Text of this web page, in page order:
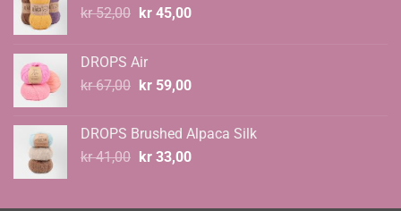
kr52,00 Opprinnelig
kr 52,00.
kr45,00Nåværende
DROPS Air
kr67,00 Opprinnelig
kr 67,00.
kr59,00Nåværende
kr 59,00.
DROPS Brushed Alpaca Silk
kr41,00 Opprinnelig
kr33,00Nåværende